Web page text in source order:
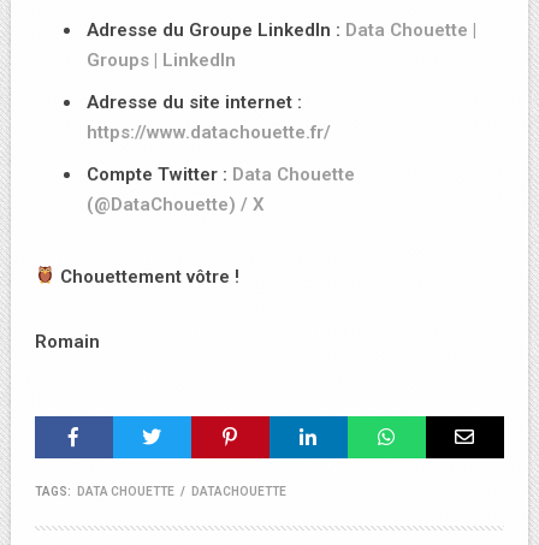
Adresse du Groupe LinkedIn : Data Chouette |
Groups | LinkedIn
Adresse du site internet :
https://www.datachouette.fr/
Compte Twitter : Data Chouette
(@DataChouette) / X
Chouettement vôtre !
Romain
TAGS: DATA CHOUETTE / DATACHOUETTE